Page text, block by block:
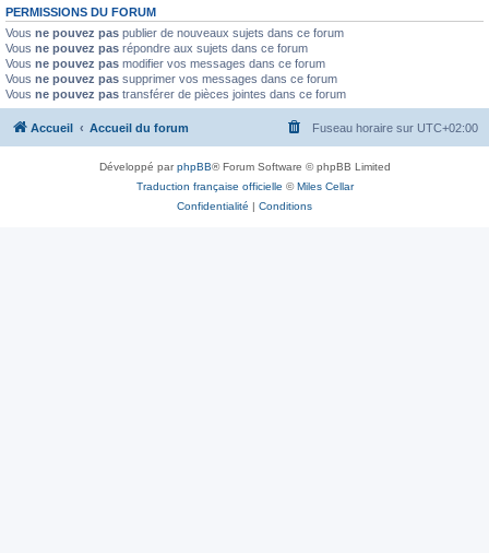
PERMISSIONS DU FORUM
Vous ne pouvez pas publier de nouveaux sujets dans ce forum
Vous ne pouvez pas répondre aux sujets dans ce forum
Vous ne pouvez pas modifier vos messages dans ce forum
Vous ne pouvez pas supprimer vos messages dans ce forum
Vous ne pouvez pas transférer de pièces jointes dans ce forum
Accueil Accueil du forum Fuseau horaire sur UTC+02:00
Développé parphpBB® Forum Software © phpBB Limited
Traduction française officielle ©Miles Cellar
Confidentialité | Conditions